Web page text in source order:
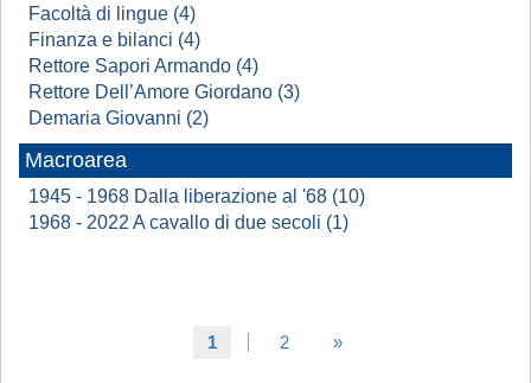
Facoltà di lingue (4)
Finanza e bilanci (4)
Rettore Sapori Armando (4)
Rettore Dell’Amore Giordano (3)
Demaria Giovanni (2)
Macroarea
1945 - 1968 Dalla liberazione al '68 (10)
1968 - 2022 A cavallo di due secoli (1)
1 2 »